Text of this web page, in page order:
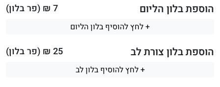
הוספת בלון הליום 7 ₪ (פר בלון)
+ לחץ להוסיף בלון הליום
הוספת בלון צורת לב 25 ₪ (פר בלון)
+ לחץ להוסיף בלון לב